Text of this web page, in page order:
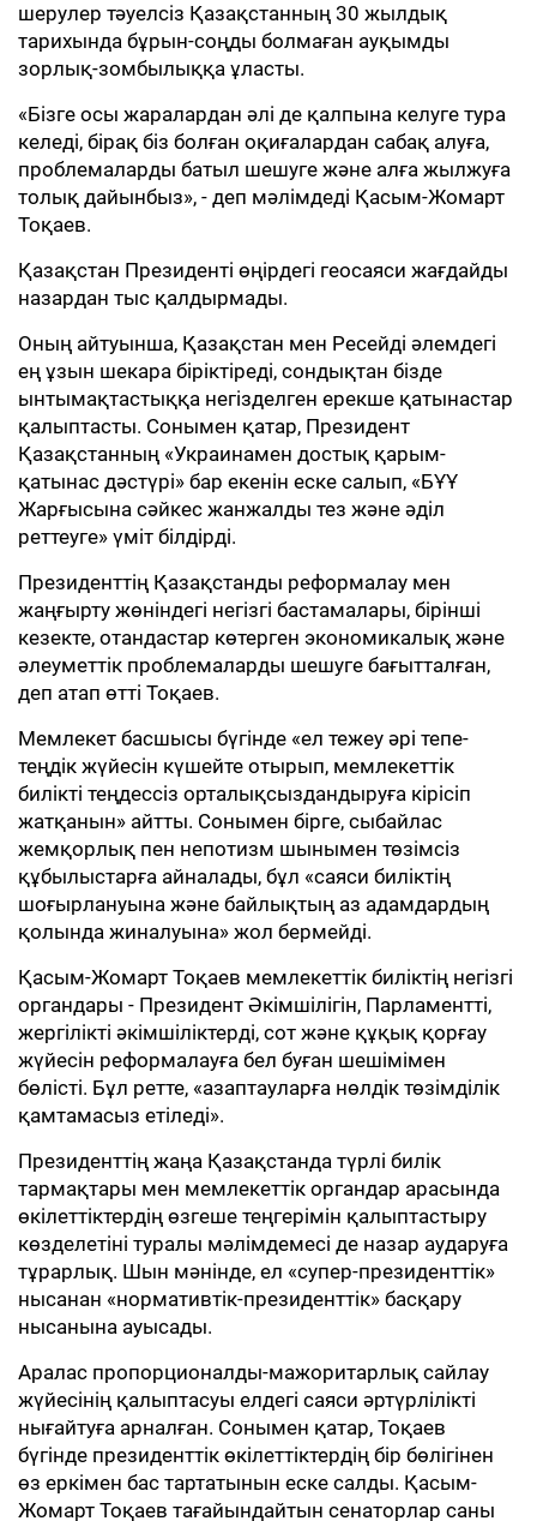
шерулер тәуелсіз Қазақстанның 30 жылдық
тарихында бұрын-соңды болмаған ауқымды
зорлық-зомбылыққа ұласты.
«Бізге осы жаралардан әлі де қалпына келуге тура
келеді, бірақ біз болған оқиғалардан сабақ алуға,
проблемаларды батыл шешуге және алға жылжуға
толық дайынбыз», - деп мәлімдеді Қасым-Жомарт
Тоқаев.
Қазақстан Президенті өңірдегі геосаяси жағдайды
назардан тыс қалдырмады.
Оның айтуынша, Қазақстан мен Ресейді әлемдегі
ең ұзын шекара біріктіреді, сондықтан бізде
ынтымақтастыққа негізделген ерекше қатынастар
қалыптасты. Сонымен қатар, Президент
Қазақстанның «Украинамен достық қарым-
қатынас дәстүрі» бар екенін еске салып, «БҰҰ
Жарғысына сәйкес жанжалды тез және әділ
реттеуге» үміт білдірді.
Президенттің Қазақстанды реформалау мен
жаңғырту жөніндегі негізгі бастамалары, бірінші
кезекте, отандастар көтерген экономикалық және
әлеуметтік проблемаларды шешуге бағытталған,
деп атап өтті Тоқаев.
Мемлекет басшысы бүгінде «ел тежеу әрі тепе-
теңдік жүйесін күшейте отырып, мемлекеттік
билікті теңдессіз орталықсыздандыруға кірісіп
жатқанын» айтты. Сонымен бірге, сыбайлас
жемқорлық пен непотизм шынымен төзімсіз
құбылыстарға айналады, бұл «саяси биліктің
шоғырлануына және байлықтың аз адамдардың
қолында жиналуына» жол бермейді.
Қасым-Жомарт Тоқаев мемлекеттік биліктің негізгі
органдары - Президент Әкімшілігін, Парламентті,
жергілікті әкімшіліктерді, сот және құқық қорғау
жүйесін реформалауға бел буған шешімімен
бөлісті. Бұл ретте, «азаптауларға нөлдік төзімділік
қамтамасыз етіледі».
Президенттің жаңа Қазақстанда түрлі билік
тармақтары мен мемлекеттік органдар арасында
өкілеттіктердің өзгеше теңгерімін қалыптастыру
көзделетіні туралы мәлімдемесі де назар аударуға
тұрарлық. Шын мәнінде, ел «супер-президенттік»
нысанан «нормативтік-президенттік» басқару
нысанына ауысады.
Аралас пропорционалды-мажоритарлық сайлау
жүйесінің қалыптасуы елдегі саяси әртүрлілікті
нығайтуға арналған. Сонымен қатар, Тоқаев
бүгінде президенттік өкілеттіктердің бір бөлігінен
өз еркімен бас тартатынын еске салды. Қасым-
Жомарт Тоқаев тағайындайтын сенаторлар саны